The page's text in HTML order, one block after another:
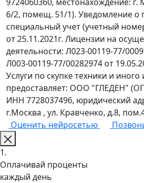
6/2, помещ. 51/1). Уведомление о
специальный учет (учетный
от 25.11.2021г. Лицензии на
деятельности: Л023-00119-77/
Л003-00119-77/00282974 от
Услуги по скупке техники и
предоставляет: ООО "ГЛЕДЕН"
ИНН 7728037496, юридический
г.Москва , ул. Кравченко, д.8,
Оценить нейросетью
1.
Оплачивай проценты
каждый день